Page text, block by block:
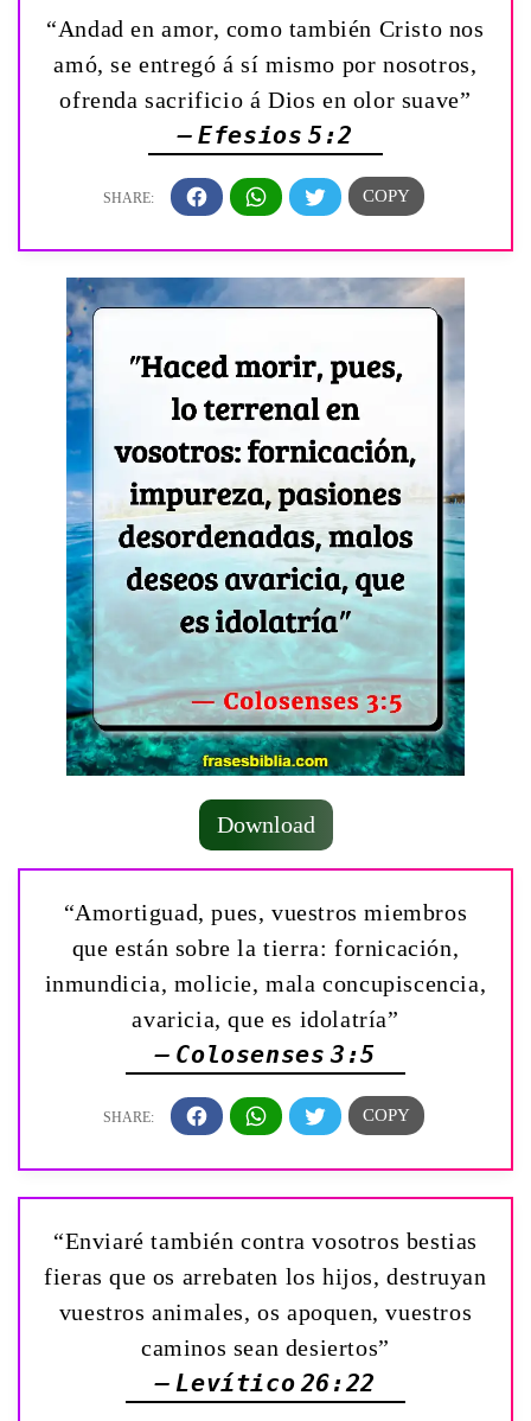
“Andad en amor, como también Cristo nos
amó, se entregó á sí mismo por nosotros,
ofrenda sacrificio á Dios en olor suave”
— Efesios 5:2
Download
“Amortiguad, pues, vuestros miembros
que están sobre la tierra: fornicación,
inmundicia, molicie, mala concupiscencia,
avaricia, que es idolatría”
— Colosenses 3:5
“Enviaré también contra vosotros bestias
fieras que os arrebaten los hijos, destruyan
vuestros animales, os apoquen, vuestros
caminos sean desiertos”
— Levítico 26:22